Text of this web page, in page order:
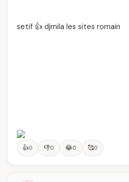
setif 👍 djmila les sites romain
👍0 👎0 😂0 🥰0